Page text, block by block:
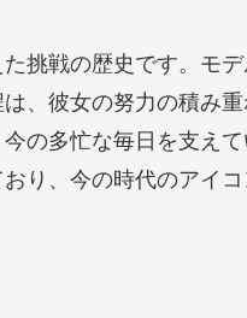
挑戦の歴史です。モデ
、彼女の努力の積み
の多忙な毎日を支え
り、今の時代のアイ